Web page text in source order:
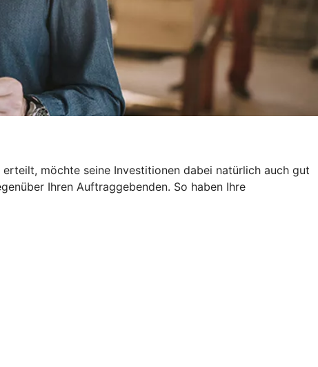
möchte seine Investitionen dabei natürlich auch gut
Ihren Auftraggebenden. So haben Ihre